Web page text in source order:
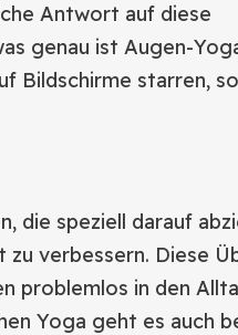
Antwort auf diese
genau ist Augen-
Bildschirme starren, so
die speziell darauf
verbessern. Diese
problemlos in den
Yoga geht es auch